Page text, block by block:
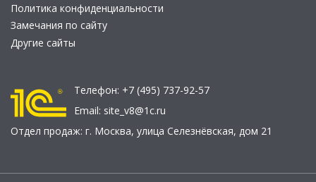
Политика конфиденциальности
Замечания по сайту
Другие сайты
Телефон: +7 (495) 737-92-57
Email: site_v8@1c.ru
Отдел продаж: г. Москва, улица Селезнёвская, дом 21